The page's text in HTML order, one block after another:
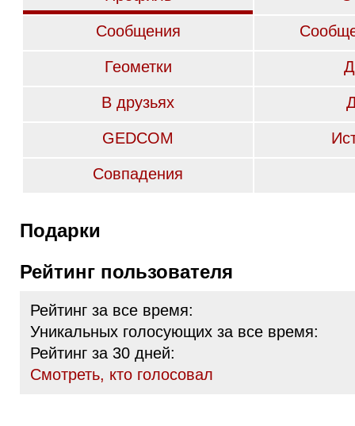
Сообщения
Геометки
В друзьях
GEDCOM
Совпадения
Подарки
Рейтинг пользователя
Рейтинг за все время:
Уникальных голосующих за все время:
Рейтинг за 30 дней:
Cмотреть, кто голосовал